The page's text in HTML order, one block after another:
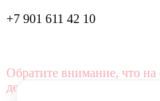
+7 901 611 42 10
Обратите внимание, что
действующие при первом